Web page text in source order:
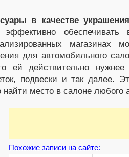
в качестве украшения
эффективно
магазинах
для автомобильного
ей действительно
подвески и так далее.
найти место в салоне любого
Похожие записи на сайте: